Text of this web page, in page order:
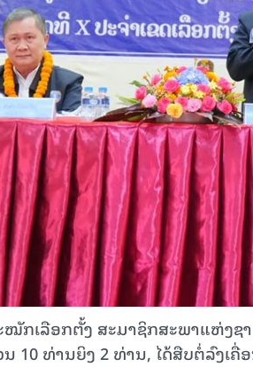
ກເລືອກຕັ້ງ ສະມາຊິກສະພາແຫ່ງຊາ
10 ທ່ານຍິງ 2 ທ່ານ, ໄດ້ສືບຕໍ່ລົງເ